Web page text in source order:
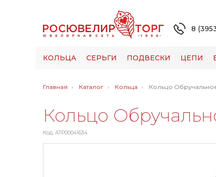
8
КОЛЬЦА СЕРЬГИ ПОДВЕСКИ ЦЕПИ
Главная Каталог Кольца Кольцо
Кольцо
Код: ATP00041634